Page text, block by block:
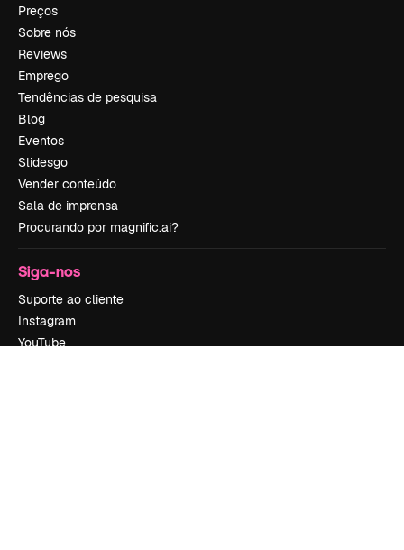
Preços
Sobre nós
Reviews
Emprego
Tendências de pesquisa
Blog
Eventos
Slidesgo
Vender conteúdo
Sala de imprensa
Procurando por magnific.ai?
Siga-nos
Suporte ao cliente
Instagram
YouTube